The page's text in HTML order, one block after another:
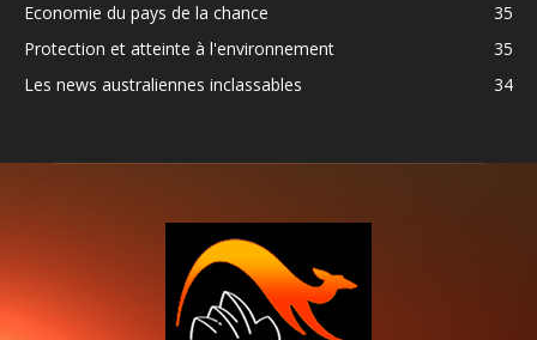
Economie du pays de la chance
35
Protection et atteinte à l'environnement
35
Les news australiennes inclassables
34